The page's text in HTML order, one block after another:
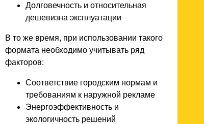
Долговечность и относительная
дешевизна эксплуатации
В то же время, при использовании такого
формата необходимо учитывать ряд
факторов:
Соответствие городским нормам и
требованиям к наружной рекламе
Энергоэффективность и
экологичность решений